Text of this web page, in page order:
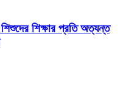
শিক্ষার প্রতি অত্যন্ত